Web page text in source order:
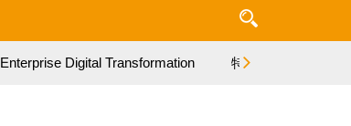
Enterprise Digital Transformation 特集